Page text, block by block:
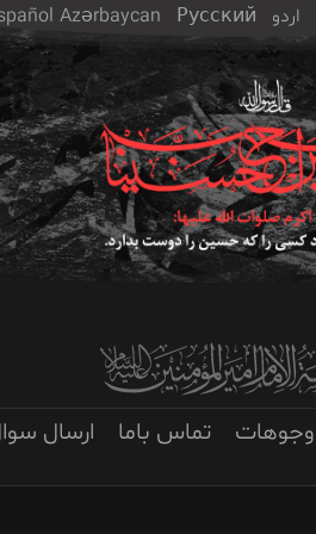
اردو Русский
Azərbaycan
وجوهات تماس باما ارسال